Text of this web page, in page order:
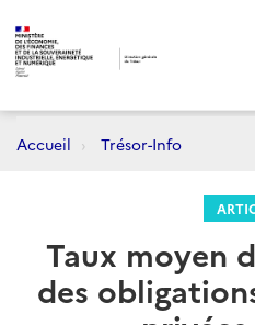
Accueil Trésor-Info
Taux moyen
des